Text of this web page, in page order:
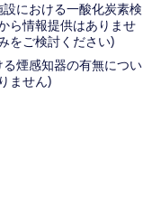
における一酸化炭素検
ら情報提供はありませ
をご検討ください)
煙感知器の有無につい
ません)